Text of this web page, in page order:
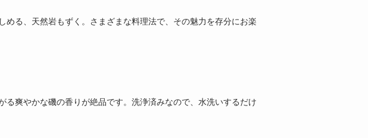
る、天然岩もずく。さまざまな料理法で、その魅力を存分にお楽
爽やかな磯の香りが絶品です。洗浄済みなので、水洗いするだけ